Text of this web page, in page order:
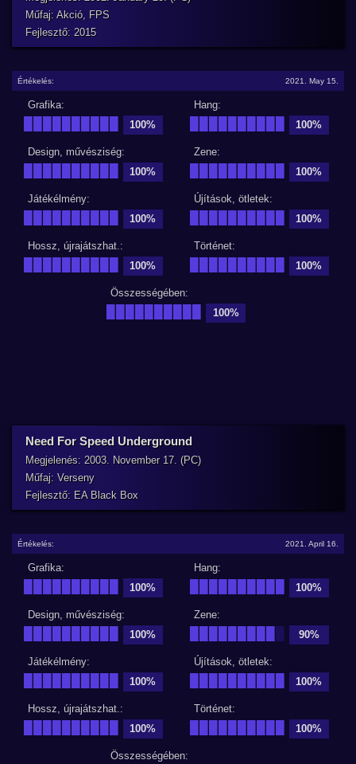
Műfaj: Akció, FPS
Fejlesztő: 2015
Értékelés: 2021. May 15.
Grafika:
100%
Hang:
100%
Design, művésziség:
100%
Zene:
100%
Játékélmény:
100%
Újítások, ötletek:
100%
Hossz, újrajátszhat.:
100%
Történet:
100%
Összességében:
100%
Need For Speed Underground
Megjelenés: 2003. November 17. (PC)
Műfaj: Verseny
Fejlesztő: EA Black Box
Értékelés: 2021. April 16.
Grafika:
100%
Hang:
100%
Design, művésziség:
100%
Zene:
90%
Játékélmény:
100%
Újítások, ötletek:
100%
Hossz, újrajátszhat.:
100%
Történet:
100%
Összességében: